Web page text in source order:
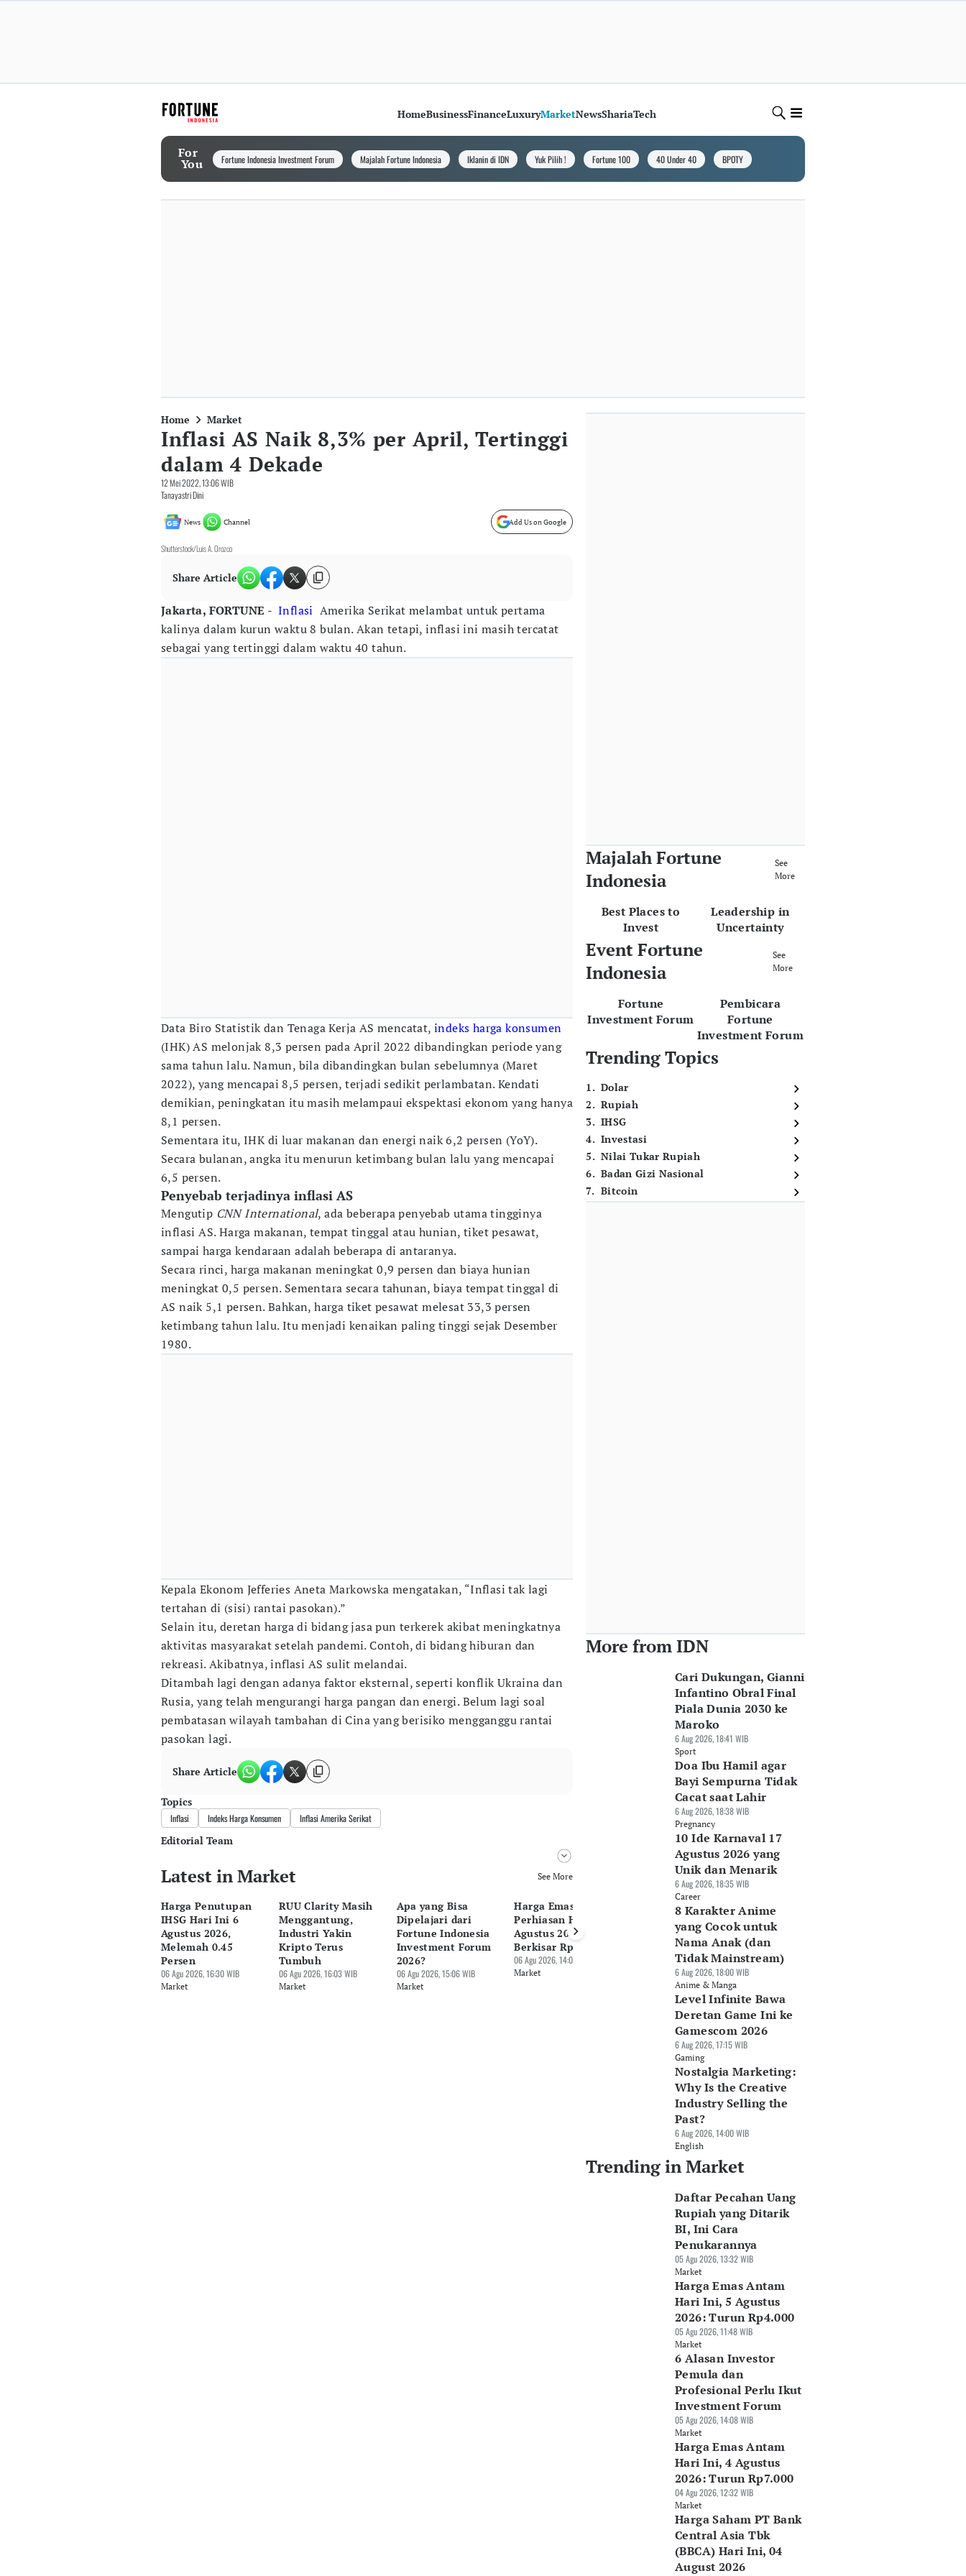
HomeBusinessFinanceLuxuryMarketNewsShariaTech
For
You Fortune Indonesia Investment Forum Majalah Fortune Indonesia Iklanin di IDN Yuk Pilih ! Fortune 100 40 Under 40 BPOTY
Home Market
Inflasi AS Naik 8,3% per April, Tertinggi
dalam 4 Dekade
12 Mei 2022, 13:06 WIB
Tanayastri Dini
News Channel Add Us on Google
Shutterstock/Luis A. Orozco
Share Article
Jakarta, FORTUNE -Inflasi Amerika Serikat melambat untuk pertama
kalinya dalam kurun waktu 8 bulan. Akan tetapi, inflasi ini masih tercatat
sebagai yang tertinggi dalam waktu 40 tahun.
Data Biro Statistik dan Tenaga Kerja AS mencatat, indeks harga konsumen
(IHK) AS melonjak 8,3 persen pada April 2022 dibandingkan periode yang
sama tahun lalu. Namun, bila dibandingkan bulan sebelumnya (Maret
2022), yang mencapai 8,5 persen, terjadi sedikit perlambatan. Kendati
demikian, peningkatan itu masih melampaui ekspektasi ekonom yang hanya
8,1 persen.
Sementara itu, IHK di luar makanan dan energi naik 6,2 persen (YoY).
Secara bulanan, angka itu menurun ketimbang bulan lalu yang mencapai
6,5 persen.
Penyebab terjadinya inflasi AS
Mengutip CNN International, ada beberapa penyebab utama tingginya
inflasi AS. Harga makanan, tempat tinggal atau hunian, tiket pesawat,
sampai harga kendaraan adalah beberapa di antaranya.
Secara rinci, harga makanan meningkat 0,9 persen dan biaya hunian
meningkat 0,5 persen. Sementara secara tahunan, biaya tempat tinggal di
AS naik 5,1 persen. Bahkan, harga tiket pesawat melesat 33,3 persen
ketimbang tahun lalu. Itu menjadi kenaikan paling tinggi sejak Desember
1980.
Kepala Ekonom Jefferies Aneta Markowska mengatakan, “Inflasi tak lagi
tertahan di (sisi) rantai pasokan).”
Selain itu, deretan harga di bidang jasa pun terkerek akibat meningkatnya
aktivitas masyarakat setelah pandemi. Contoh, di bidang hiburan dan
rekreasi. Akibatnya, inflasi AS sulit melandai.
Ditambah lagi dengan adanya faktor eksternal, seperti konflik Ukraina dan
Rusia, yang telah mengurangi harga pangan dan energi. Belum lagi soal
pembatasan wilayah tambahan di Cina yang berisiko mengganggu rantai
pasokan lagi.
Share Article
Topics
Inflasi Indeks Harga Konsumen Inflasi Amerika Serikat
Editorial Team
Editor
Ekarina .
Editor
Tanayastri Dini
Latest in Market See More
Harga Penutupan
IHSG Hari Ini 6
Agustus 2026,
Melemah 0.45
Persen
06 Agu 2026, 16:30 WIB
Market
RUU Clarity Masih
Menggantung,
Industri Yakin
Kripto Terus
Tumbuh
06 Agu 2026, 16:03 WIB
Market
Apa yang Bisa
Dipelajari dari
Fortune Indonesia
Investment Forum
2026?
06 Agu 2026, 15:06 WIB
Market
Harga Emas
Perhiasan Hari Ini, 6
Agustus 2026:
Berkisar Rp688 Ribu
06 Agu 2026, 14:07 WIB
Market
5 Perbedaan S&P
500, Dow Jones, dan
06 Agu 2026, 13:31 WIB
Penyebab SSIA
Berbalik Untung
Rp262,6 Miliar pada
Semester I-2026
06 Agu 2026, 11:23 WIB
Majalah Fortune
Indonesia
See
More
Best Places to
Invest
Leadership in
Uncertainty
Event Fortune
Indonesia
See
More
Fortune
Investment Forum
Pembicara
Fortune
Investment Forum
Trending Topics
1. Dolar
2. Rupiah
3. IHSG
4. Investasi
5. Nilai Tukar Rupiah
6. Badan Gizi Nasional
7. Bitcoin
More from IDN
Cari Dukungan, Gianni
Infantino Obral Final
Piala Dunia 2030 ke
Maroko
6 Aug 2026, 18:41 WIB
Sport
Doa Ibu Hamil agar
Bayi Sempurna Tidak
Cacat saat Lahir
6 Aug 2026, 18:38 WIB
Pregnancy
10 Ide Karnaval 17
Agustus 2026 yang
Unik dan Menarik
6 Aug 2026, 18:35 WIB
Career
8 Karakter Anime
yang Cocok untuk
Nama Anak (dan
Tidak Mainstream)
6 Aug 2026, 18:00 WIB
Anime & Manga
Level Infinite Bawa
Deretan Game Ini ke
Gamescom 2026
6 Aug 2026, 17:15 WIB
Gaming
Nostalgia Marketing:
Why Is the Creative
Industry Selling the
Past?
6 Aug 2026, 14:00 WIB
English
Trending in Market
Daftar Pecahan Uang
Rupiah yang Ditarik
BI, Ini Cara
Penukarannya
05 Agu 2026, 13:32 WIB
Market
Harga Emas Antam
Hari Ini, 5 Agustus
2026: Turun Rp4.000
05 Agu 2026, 11:48 WIB
Market
6 Alasan Investor
Pemula dan
Profesional Perlu Ikut
Investment Forum
05 Agu 2026, 14:08 WIB
Market
Harga Emas Antam
Hari Ini, 4 Agustus
2026: Turun Rp7.000
04 Agu 2026, 12:32 WIB
Market
Harga Saham PT Bank
Central Asia Tbk
(BBCA) Hari Ini, 04
August 2026